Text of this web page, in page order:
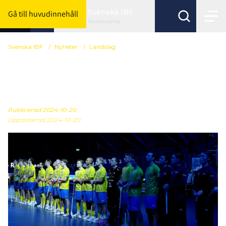
Gå till huvudinnehåll
Byt förbund här
Svenska IBF / Nyheter / Landslag
Publicerad 2024-10-20
Uppdaterad 2024-10-20